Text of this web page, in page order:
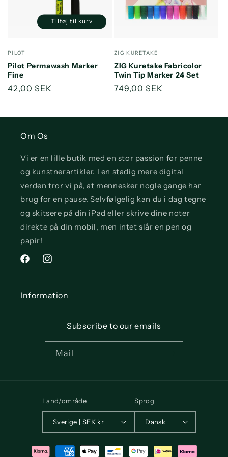
Forhandler:
PILOT
Pilot Permawash Marker
Fine
Normalpris
42,00 SEK
Reducer
Title
Øg
Title
Tilføj til kurv
Forhandler:
ZIG KURETAKE
ZIG Kuretake Fabricolor
Twin Tip Marker 24 Set
Normalpris
749,00 SEK
Om Os
Vi er en lille butik med en stor passion for penne
og kunstnerartikler. I en stadig mere digital
verden tror vi på, at mennesker nogle gange har
brug for en pause. Selvfølgelig kan du i dag tegne
og skitsere på din iPad eller skrive dine noter
direkte på din mobil, men intet slår en pen og
papir!
FacebookInstagram
Information
Subscribe to our emails
Mail
Land/område
Sverige | SEK kr
Sprog
Dansk
Betalingsmetoder